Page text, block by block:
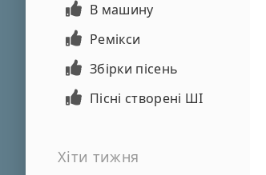
В машину
Ремікси
Збірки пісень
Пісні створені ШІ
Хіти тижня